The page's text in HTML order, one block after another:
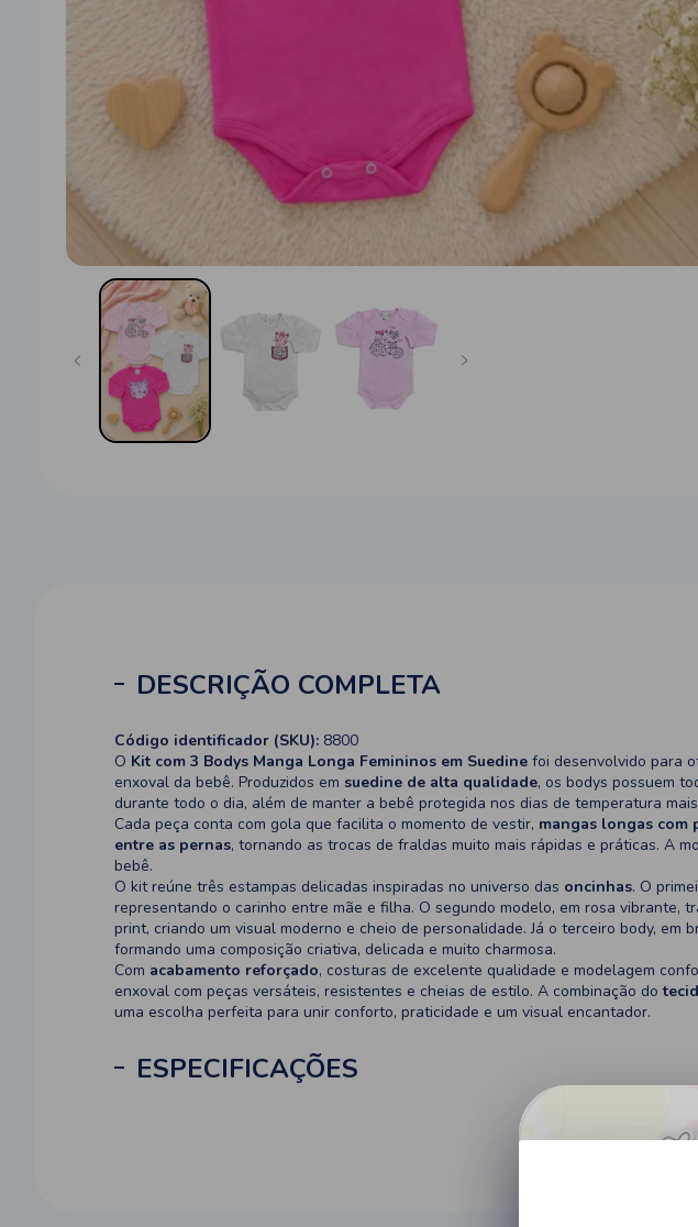
DESCRIÇÃO COMPLETA
Código identificador (SKU): 8800
O Kit com 3 Bodys Manga Longa Femininos em Suedine foi desenvolvido para
enxoval da bebê. Produzidos em suedine de alta qualidade, os bodys possuem
durante todo o dia, além de manter a bebê protegida nos dias de temperatura
Cada peça conta com gola que facilita o momento de vestir, mangas longas com
entre as pernas, tornando as trocas de fraldas muito mais rápidas e práticas. A
bebê.
O kit reúne três estampas delicadas inspiradas no universo das oncinhas. O
representando o carinho entre mãe e filha. O segundo modelo, em rosa vibrante,
print, criando um visual moderno e cheio de personalidade. Já o terceiro body, em
formando uma composição criativa, delicada e muito charmosa.
Com acabamento reforçado, costuras de excelente qualidade e modelagem
enxoval com peças versáteis, resistentes e cheias de estilo. A combinação do
uma escolha perfeita para unir conforto, praticidade e um visual encantador.
ESPECIFICAÇÕES